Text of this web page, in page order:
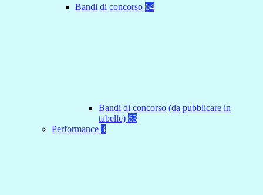
Bandi di concorso 64
Bandi di concorso (da pubblicare in
tabelle) 63
Performance 3